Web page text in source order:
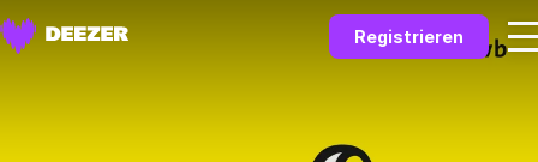
Registrieren